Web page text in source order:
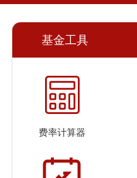
07-28
2026-
1.5179
2026-
07-24
1.4820
2026-
1.5216
2026-
1.5048
1.5281
基金工具
费率计算器